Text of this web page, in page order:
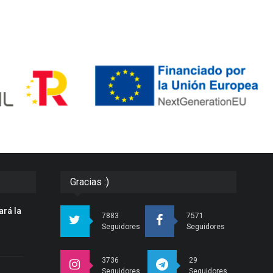
la
Gracias :)
7883
Seguidores
7571
Seguidores
3736
Seguidores
29
Seguidores